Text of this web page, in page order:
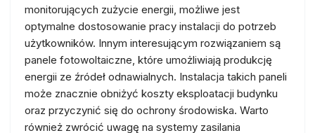
monitorujących zużycie energii, możliwe jest
optymalne dostosowanie pracy instalacji do potrzeb
użytkowników. Innym interesującym rozwiązaniem są
panele fotowoltaiczne, które umożliwiają produkcję
energii ze źródeł odnawialnych. Instalacja takich paneli
może znacznie obniżyć koszty eksploatacji budynku
oraz przyczynić się do ochrony środowiska. Warto
również zwrócić uwagę na systemy zasilania